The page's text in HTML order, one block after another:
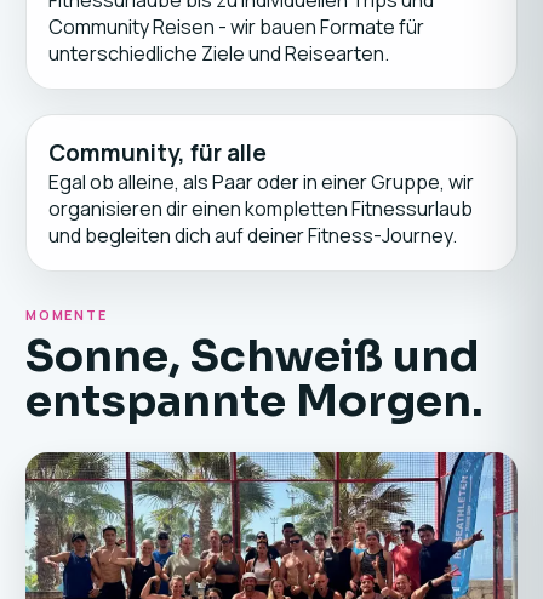
Community Reisen - wir bauen Formate für
unterschiedliche Ziele und Reisearten.
Community, für alle
Egal ob alleine, als Paar oder in einer Gruppe, wir
organisieren dir einen kompletten Fitnessurlaub
und begleiten dich auf deiner Fitness-Journey.
MOMENTE
Sonne, Schweiß und
entspannte Morgen.